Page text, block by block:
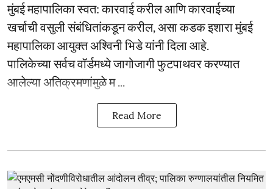
मुंबई महापालिका स्वत: कारवाई करील आणि कारवाईच्या
खर्चाची वसुली संबंधितांकडून करील, असा कडक इशारा मुंबई
महापालिका आयुक्त अश्विनी भिडे यांनी दिला आहे.
पालिकेच्या सर्वच वॉर्डमध्ये जागोजागी फुटपाथवर करण्यात
आलेल्या अतिक्रमणांमुळे म ...
Read More